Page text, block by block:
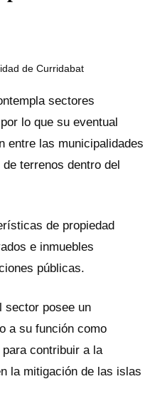
de Curridabat
sectores
lo que su eventual
entre las municipalidades
terrenos dentro del
de propiedad
e inmuebles
públicas.
sector posee un
a su función como
contribuir a la
la mitigación de las islas